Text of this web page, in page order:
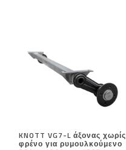
KNOTT VG7-L άξονας χωρίς
φρένο για ρυμουλκούμενο